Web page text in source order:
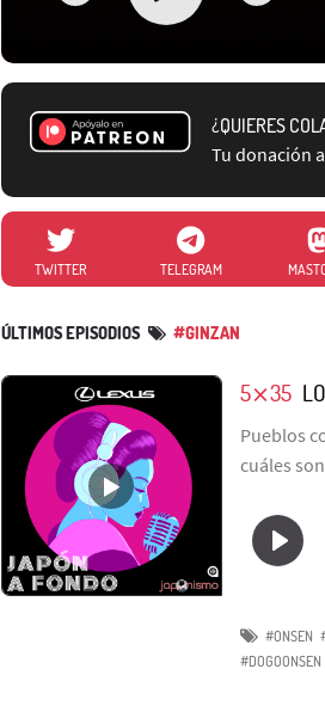
¿QUIERES
Tu donación
TWITTER TELEGRAM
ÚLTIMOS EPISODIOS #GINZAN
5⨯35
Pueblos
cuáles
#ONSEN
#DOGOONSEN